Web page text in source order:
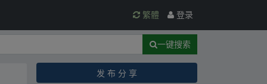
繁體 登录
一键搜索
发 布 分 享